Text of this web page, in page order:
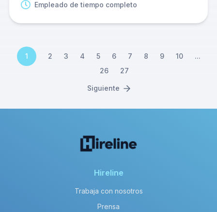
Empleado de tiempo completo
1 2 3 4 5 6 7 8 9 10
...
26
27
Siguiente
Hireline
Trabaja con nosotros
Prensa